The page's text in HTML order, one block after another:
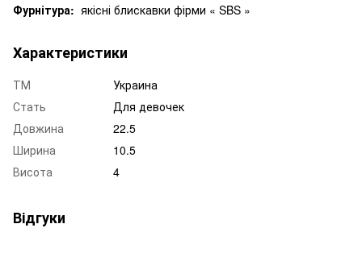
Фурнітура: якісні блискавки фірми « SBS »
Характеристики
ТМ
Украина
Стать
Для девочек
Довжина
22.5
Ширина
10.5
Висота
4
Відгуки